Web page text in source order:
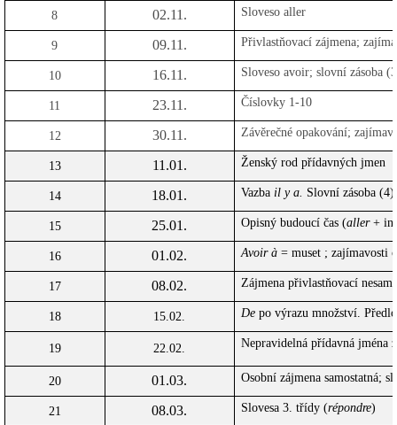
8 02.11. Sloveso aller
9 09.11. Přivlastňovací zájmena;
10 16.11. Sloveso avoir; slovní zásoba
11 23.11. Číslovky 1-10
12 30.11. Závěrečné opakování;
13 11.01. Ženský rod přídavných jmen
14 18.01. Vazba il y a. Slovní zásoba (4)
15 25.01. Opisný budoucí čas (aller+
16 01.02. Avoir à= muset ; zajímavosti
17 08.02. Zájmena přivlastňovací
18 15.02. Depo výrazu množství.
19 22.02. Nepravidelná přídavná jména
20 01.03. Osobní zájmena samostatná;
21 08.03. Slovesa 3. třídy (répondre)